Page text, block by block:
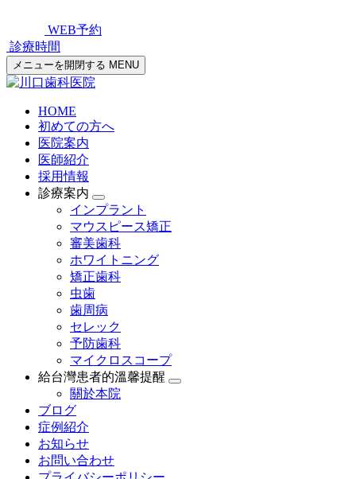
WEB予約
診療時間
メニューを開閉する MENU
HOME
初めての方へ
医院案内
医師紹介
採用情報
診療案内
インプラント
マウスピース矯正
審美歯科
ホワイトニング
矯正歯科
虫歯
歯周病
セレック
予防歯科
マイクロスコープ
給台灣患者的溫馨提醒
關於本院
ブログ
症例紹介
お知らせ
お問い合わせ